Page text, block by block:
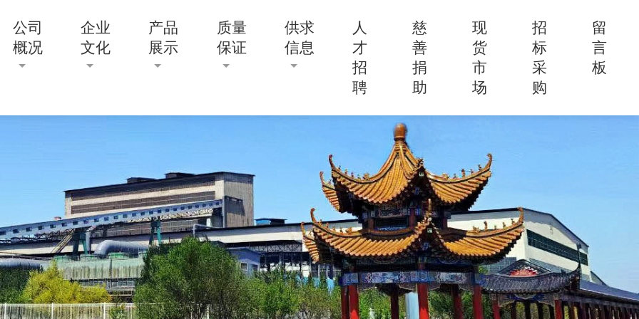
公司
概况
企业
文化
产品
展示
质量
保证
供求
信息
人
才
招
聘
慈
善
捐
助
现
货
市
场
招
标
采
购
留
言
板